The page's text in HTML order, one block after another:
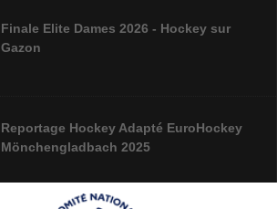
Finale Elite Dames 2026 - Hockey sur
Gazon
Reportage Hockey Adapté EuroHockey
Mönchengladbach 2025